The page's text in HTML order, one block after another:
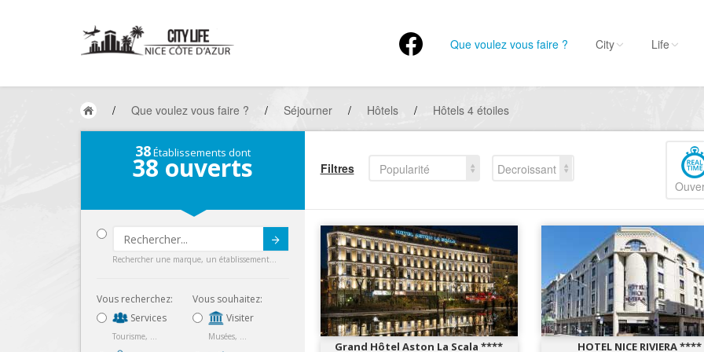
Que voulez vous faire ? City Life
/ Que voulez vous faire ? / Séjourner / Hôtels / Hôtels 4 étoiles
38Établissements dont
38 ouverts
Rechercher une marque, un établissement...
Vous recherchez:
Services
Tourisme, ...
Vous souhaitez:
Visiter
Musées, ...
Filtres Popularité
Decroissant
Grand Hôtel Aston La Scala ****
HOTEL NICE RIVIERA ****